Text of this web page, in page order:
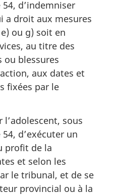
d’indemniser
a droit aux mesures
ou g) soit en
au titre des
ou blessures
aux dates et
fixées par le
sous
d’exécuter un
profit de la
et selon les
le tribunal, et de se
provincial ou à la